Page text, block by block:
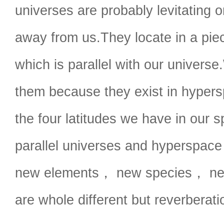
universes are probably levitating
away from us.They locate in a
which is parallel with our
them because they exist in
the four latitudes we have in our
parallel universes and
new elements， new species，
are whole different but